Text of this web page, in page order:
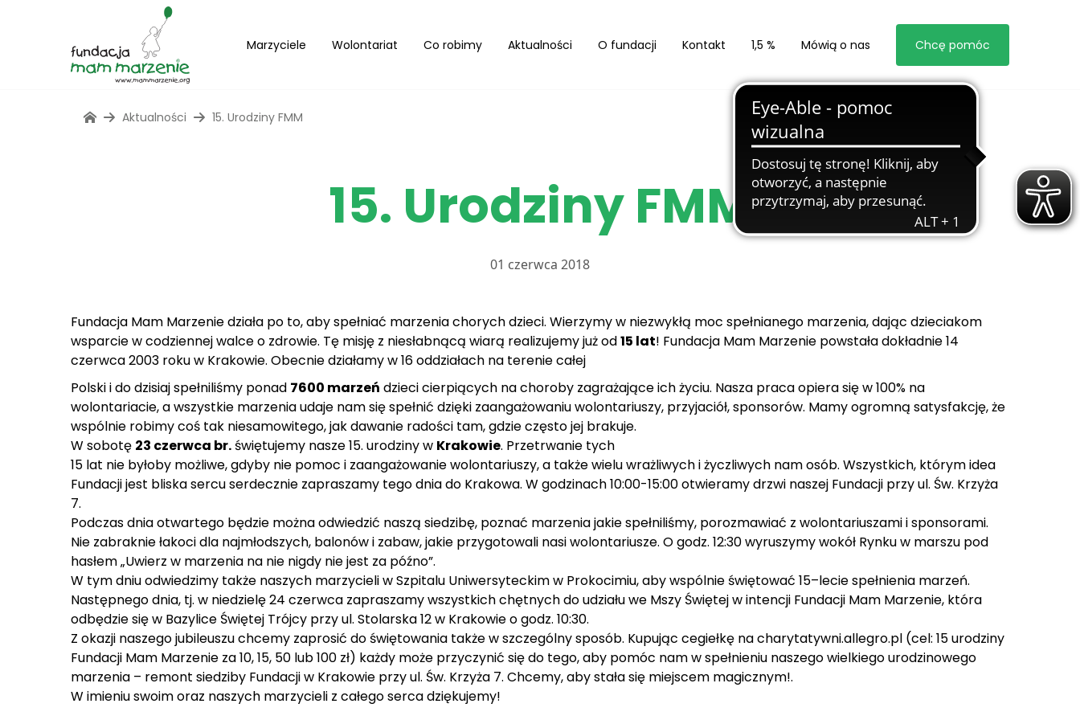
Marzyciele Wolontariat Co robimy Aktualności O fundacji Kontakt 1,5 % Mówią o nas Chcę pomóc
Aktualności 15. Urodziny FMM
15. Urodziny FMM
01 czerwca 2018
Fundacja Mam Marzenie działa po to, aby spełniać marzenia chorych dzieci. Wierzymy w niezwykłą moc spełnianego marzenia, dając dzieciakom
wsparcie w codziennej walce o zdrowie. Tę misję z niesłabnącą wiarą realizujemy już od15 lat! Fundacja Mam Marzenie powstała dokładnie 14
czerwca 2003 roku w Krakowie. Obecnie działamy w 16 oddziałach na terenie całej
Polski i do dzisiaj spełniliśmy ponad 7600 marzeń dzieci cierpiących na choroby zagrażające ich życiu. Nasza praca opiera się w 100% na
wolontariacie, a wszystkie marzenia udaje nam się spełnić dzięki zaangażowaniu wolontariuszy, przyjaciół, sponsorów. Mamy ogromną satysfakcję, że
wspólnie robimy coś tak niesamowitego, jak dawanie radości tam, gdzie często jej brakuje.
W sobotę 23 czerwca br.świętujemy nasze 15. urodziny w Krakowie. Przetrwanie tych
15 lat nie byłoby możliwe, gdyby nie pomoc i zaangażowanie wolontariuszy, a także wielu wrażliwych i życzliwych nam osób. Wszystkich, którym idea
Fundacji jest bliska sercu serdecznie zapraszamy tego dnia do Krakowa. W godzinach 10:00-15:00 otwieramy drzwi naszej Fundacji przy ul. Św. Krzyża
7.
Podczas dnia otwartego będzie można odwiedzić naszą siedzibę, poznać marzenia jakie spełniliśmy, porozmawiać z wolontariuszami i sponsorami.
Nie zabraknie łakoci dla najmłodszych, balonów i zabaw, jakie przygotowali nasi wolontariusze. O godz. 12:30 wyruszymy wokół Rynku w marszu pod
hasłem „Uwierz w marzenia na nie nigdy nie jest za późno”.
W tym dniu odwiedzimy także naszych marzycieli w Szpitalu Uniwersyteckim w Prokocimiu, aby wspólnie świętować 15–lecie spełnienia marzeń.
Następnego dnia, tj. w niedzielę 24 czerwca zapraszamy wszystkich chętnych do udziału we Mszy Świętej w intencji Fundacji Mam Marzenie, która
odbędzie się w Bazylice Świętej Trójcy przy ul. Stolarska 12 w Krakowie o godz. 10:30.
Z okazji naszego jubileuszu chcemy zaprosić do świętowania także w szczególny sposób. Kupując cegiełkę nacharytatywni.allegro.pl (cel: 15 urodziny
Fundacji Mam Marzenie za 10, 15, 50 lub 100 zł) każdy może przyczynić się do tego, aby pomóc nam w spełnieniu naszego wielkiego urodzinowego
marzenia – remont siedziby Fundacji w Krakowie przy ul. Św. Krzyża 7. Chcemy, aby stała się miejscem magicznym!.
W imieniu swoim oraz naszych marzycieli z całego serca dziękujemy!